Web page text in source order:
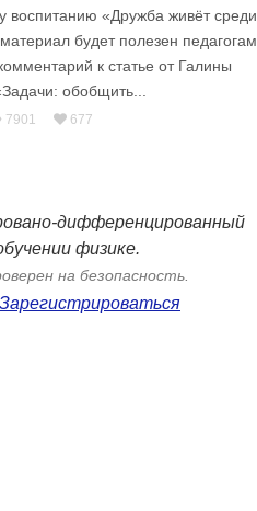
воспитанию «Дружба живёт среди
будет полезен педагогам
к статье от Галины
обобщить...
7901 677
дифференцированный
физике.
на безопасность.
Зарегистрироваться